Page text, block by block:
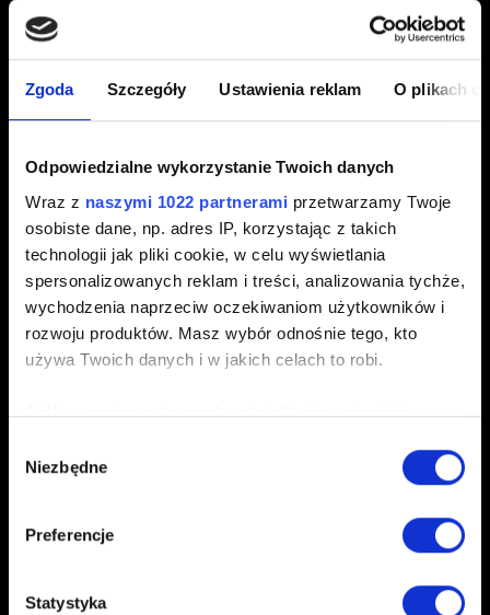
Zgoda Szczegóły Ustawienia reklam O plikach
Odpowiedzialne wykorzystanie Twoich danych
Wraz z naszymi 1022 partnerami przetwarzamy Twoje
osobiste dane, np. adres IP, korzystając z takich
technologii jak pliki cookie, w celu wyświetlania
spersonalizowanych reklam i treści, analizowania tychże,
wychodzenia naprzeciw oczekiwaniom użytkowników i
rozwoju produktów. Masz wybór odnośnie tego, kto
używa Twoich danych i w jakich celach to robi.
Jeśli wyrazisz na to zgodę, chcielibyśmy również:
geograficznej z dokładnością nawet do kilku metrów
analizując charakteryzującego je zbiory danych
(fingerprinting, czyli wirtualny odcisk palca)
dane są przetwarzane oraz ustaw własne preferencje w
zgody
Niezbędne
Preferencje
Statystyka
E-mail (uwaga na literówki)
Dodaj plik
Możesz załączyć do zgłoszenia plik np. zrzut ekranu.